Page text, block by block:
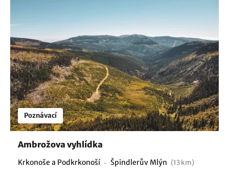
Poznávací
Ambrožova vyhlídka
Krkonoše a Podkrkonoší Špindlerův Mlýn (13 km)